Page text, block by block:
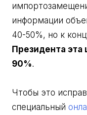
информации
40-50%, но к
Президента
90%.
Чтобы это
специальный